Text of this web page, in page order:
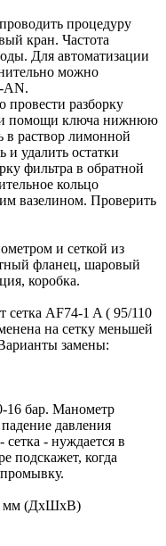
процедуру
кран. Частота
Для автоматизации
можно
AN.
провести разборку
помощи ключа нижнюю
в раствор лимонной
и удалить остатки
фильтра в обратной
кольцо
вазелином. Проверить
и сеткой из
фланец, шаровый
коробка.
сетка AF74-1 A ( 95/110
на сетку меньшей
замены:
16 бар. Манометр
давления
- нуждается в
подскажет, когда
мм (ДхШхВ)